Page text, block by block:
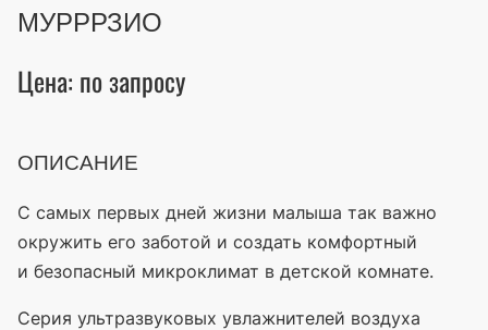
МУРРРЗИО
Цена: по запросу
ОПИСАНИЕ
С самых первых дней жизни малыша так важно
окружить его заботой и создать комфортный
и безопасный микроклимат в детской комнате.
Серия ультразвуковых увлажнителей воздуха